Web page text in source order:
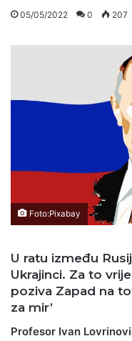
05/05/2022 0 207
Foto:Pixabay
U ratu između
Ukrajinci. Za to
poziva Zapad na
za mir’
Profesor Ivan